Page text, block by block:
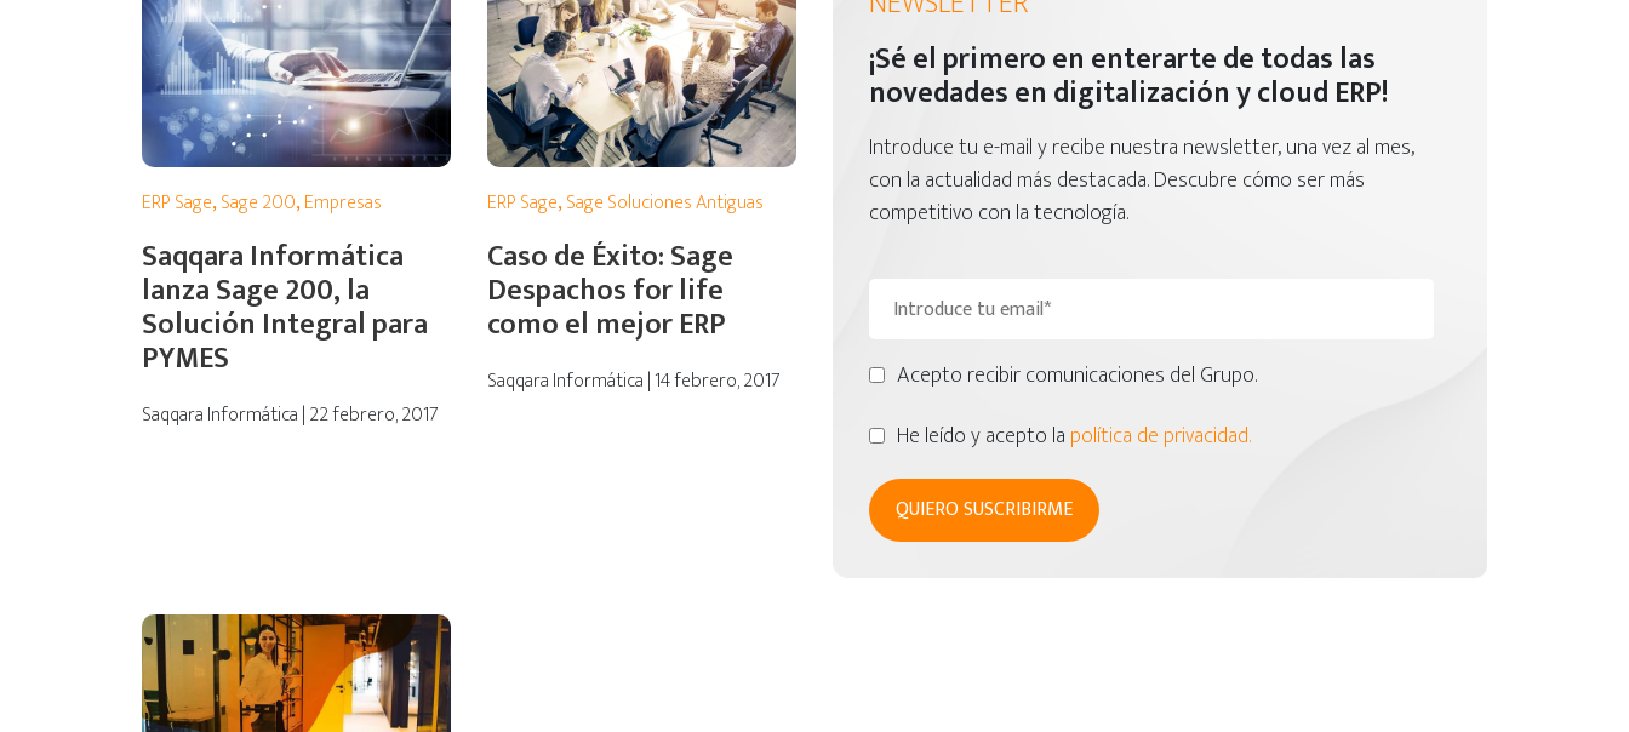
ERP Sage,Sage 200,Empresas
Saqqara Informática
lanza Sage 200, la
Solución Integral para
PYMES
Saqqara Informática | 22 febrero, 2017
ERP Sage,Sage Soluciones Antiguas
Caso de Éxito: Sage
Despachos for life
como el mejor ERP
Saqqara Informática | 14 febrero, 2017
¡Sé el primero en enterarte de todas las
novedades en digitalización y cloud ERP!
Introduce tu e-mail y recibe nuestra newsletter, una vez al mes,
con la actualidad más destacada. Descubre cómo ser más
competitivo con la tecnología.
Acepto recibir comunicaciones del Grupo.
He leído y acepto la política de privacidad.